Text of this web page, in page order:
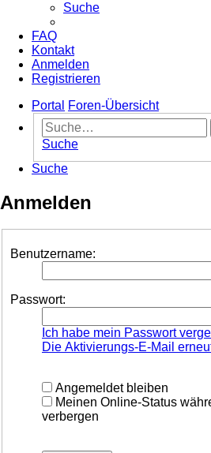
Suche
FAQ
Kontakt
Anmelden
Registrieren
Portal
Foren-Übersicht
Suche
Suche
Anmelden
Benutzername:
Passwort:
Ich habe mein Passwort
Die Aktivierungs-E-Mail
Angemeldet bleiben
Meinen Online-Status
verbergen